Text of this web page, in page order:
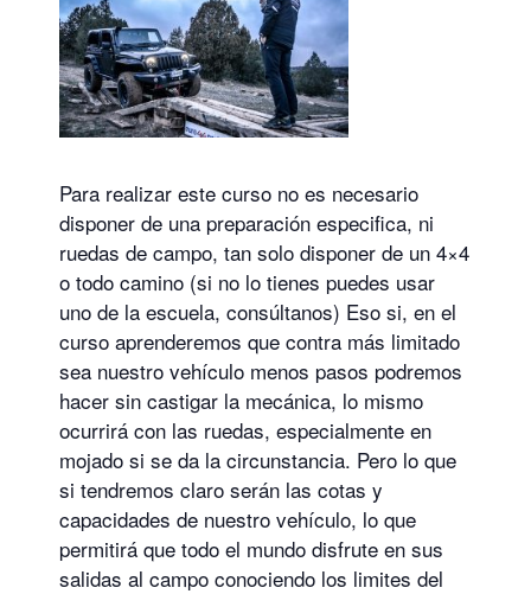
Para realizar este curso no es necesario
disponer de una preparación especifica, ni
ruedas de campo, tan solo disponer de un 4×4
o todo camino (si no lo tienes puedes usar
uno de la escuela, consúltanos) Eso si, en el
curso aprenderemos que contra más limitado
sea nuestro vehículo menos pasos podremos
hacer sin castigar la mecánica, lo mismo
ocurrirá con las ruedas, especialmente en
mojado si se da la circunstancia. Pero lo que
si tendremos claro serán las cotas y
capacidades de nuestro vehículo, lo que
permitirá que todo el mundo disfrute en sus
salidas al campo conociendo los limites del